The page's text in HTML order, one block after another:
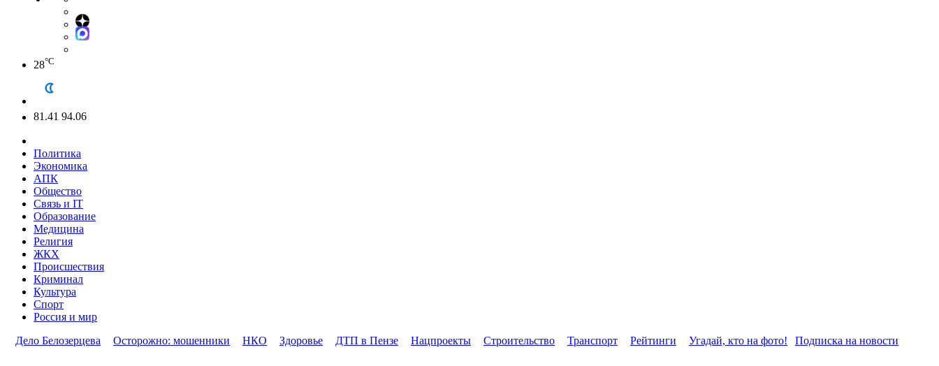
28°C
81.41 94.06
Политика
Экономика
АПК
Общество
Связь и IT
Образование
Медицина
Религия
ЖКХ
Происшествия
Криминал
Культура
Спорт
Россия и мир
Дело Белозерцева
Осторожно: мошенники НКО Здоровье ДТП в Пензе Нацпроекты Строительство Транспорт Рейтинги Угадай, кто на фото! Подписка на новости